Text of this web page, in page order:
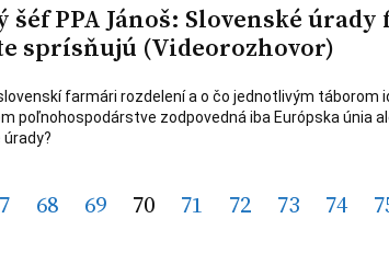
šéf PPA Jánoš: Slovenské
sprísňujú (Videorozhovor)
farmári rozdelení a o čo jednotlivým táborom
poľnohospodárstve zodpovedná iba Európska únia
68 69 70 71 72 73 74